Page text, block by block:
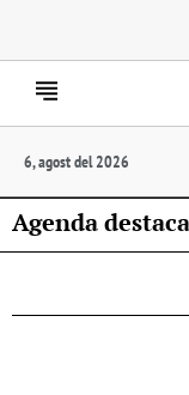
6, agost del 2026
Agenda